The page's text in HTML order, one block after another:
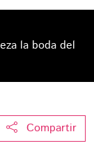
la boda del
Compartir